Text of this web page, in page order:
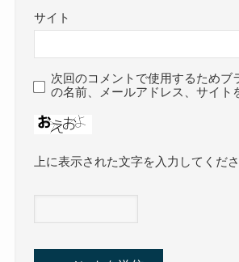
サイト
次回のコメントで使用するためブ
の名前、メールアドレス、サイト
上に表示された文字を入力してくださ